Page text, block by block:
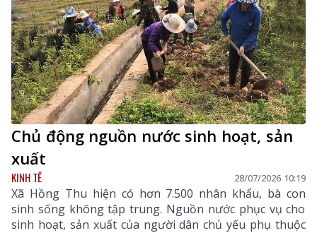
Chủ động nguồn nước sinh hoạt, sản
xuất
KINH TẾ 28/07/2026 10:19
Xã Hồng Thu hiện có hơn 7.500 nhân khẩu, bà con
sinh sống không tập trung. Nguồn nước phục vụ cho
sinh hoạt, sản xuất của người dân chủ yếu phụ thuộc